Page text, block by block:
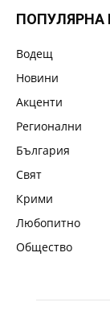
ПОПУЛЯРНА
Водещ
Новини
Акценти
Регионални
България
Свят
Крими
Любопитно
Общество